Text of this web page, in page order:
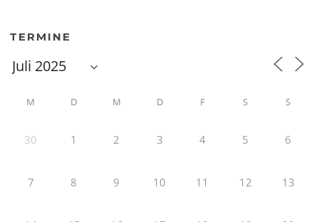
TERMINE
M D M D F S S
30 1 2 3 4 5 6
7 8 9 10 11 12 13